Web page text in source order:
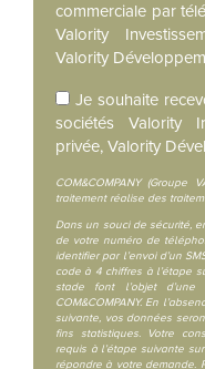
commerciale par
Valority
Valority
Je souhaite
sociétés Valority
privée, Valority
COM&COMPANY
traitement réalise des
Dans un souci de sécurité,
de votre numéro de
identifier par l’envoi d’un
code à 4 chiffres à l’étape
stade font l’objet
COM&COMPANY. En
suivante, vos données
fins statistiques. Votre
requis à l’étape suivante
répondre à votre demande.